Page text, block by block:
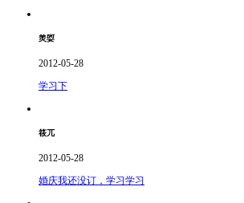
羙娿
2012-05-28
学习下
筱兀
2012-05-28
婚庆我还没订，学习学习